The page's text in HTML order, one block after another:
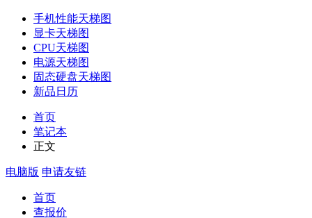
手机性能天梯图
显卡天梯图
CPU天梯图
电源天梯图
固态硬盘天梯图
新品日历
首页
笔记本
正文
电脑版 申请友链
首页
查报价